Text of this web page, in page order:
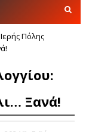
Πόλης
Ξανά!